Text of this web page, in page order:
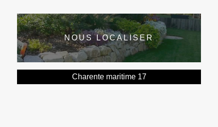
NOUS LOCALISER
Charente maritime 17